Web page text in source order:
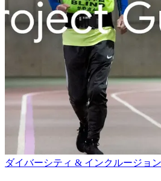
ダイバーシティ & インクルージョン